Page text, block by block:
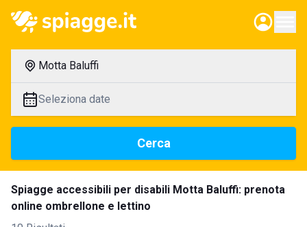
Motta Baluffi
Seleziona date
Cerca
Spiagge accessibili per disabili Motta Baluffi: prenota
online ombrellone e lettino